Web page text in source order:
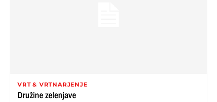
VRT & VRTNARJENJE
Družine zelenjave